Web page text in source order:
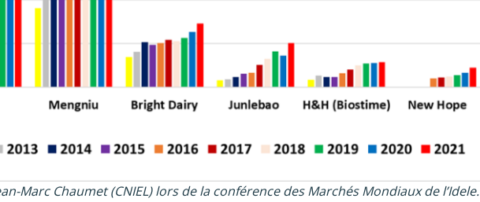
Marc Chaumet (CNIEL) lors de la conférence des Marchés Mondiaux de l’Idele.